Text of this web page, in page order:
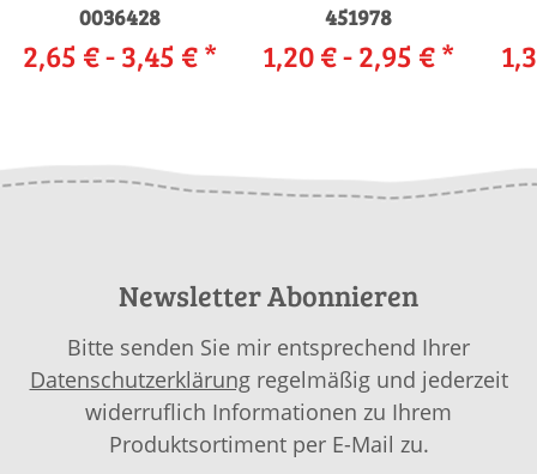
0036428
2,65 € -3,45 €*
451978
1,20 € -2,95 €*
Newsletter Abonnieren
Bitte senden Sie mir entsprechend Ihrer
Datenschutzerklärungregelmäßig und jederzeit
widerruflich Informationen zu Ihrem
Produktsortiment per E-Mail zu.